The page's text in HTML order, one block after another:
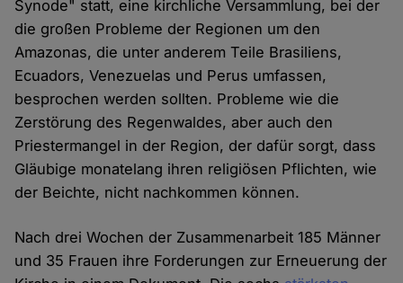
Synode" statt, eine kirchliche Versammlung, bei der
die großen Probleme der Regionen um den
Amazonas, die unter anderem Teile Brasiliens,
Ecuadors, Venezuelas und Perus umfassen,
besprochen werden sollten. Probleme wie die
Zerstörung des Regenwaldes, aber auch den
Priestermangel in der Region, der dafür sorgt, dass
Gläubige monatelang ihren religiösen Pflichten, wie
der Beichte, nicht nachkommen können.
Nach drei Wochen der Zusammenarbeit 185 Männer
und 35 Frauen ihre Forderungen zur Erneuerung der